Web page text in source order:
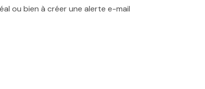
ou bien à créer une alerte e-mail